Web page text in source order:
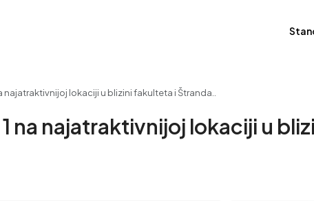
najatraktivnijoj lokaciji u blizini fakulteta i Štranda..
na najatraktivnijoj lokaciji u